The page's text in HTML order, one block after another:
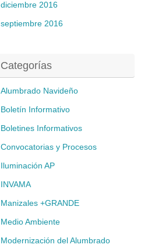
diciembre 2016
septiembre 2016
Categorías
Alumbrado Navideño
Boletín Informativo
Boletines Informativos
Convocatorias y Procesos
Iluminación AP
INVAMA
Manizales +GRANDE
Medio Ambiente
Modernización del Alumbrado